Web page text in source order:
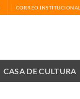
CORREO INSTITUCIONAL
CASA DE CULTURA